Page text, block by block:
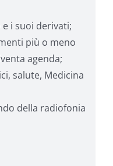
e i suoi derivati;
più o meno
agenda;
salute, Medicina
della radiofonia